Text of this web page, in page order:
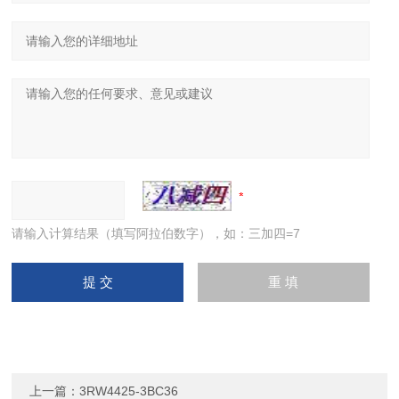
请输入计算结果（填写阿拉伯数字），如：三加四=7
上一篇：3RW4425-3BC36